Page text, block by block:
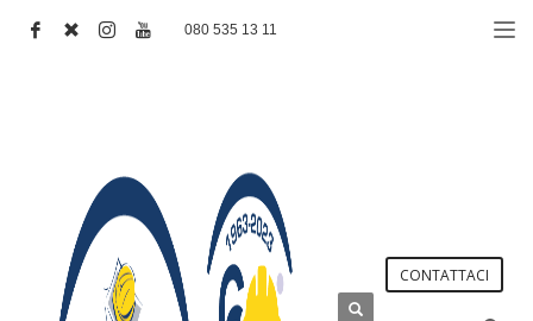
080 535 13 11
CONTATTACI